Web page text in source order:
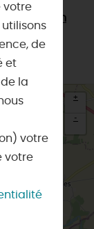
+
-
votre
de
et
la
votre
votre